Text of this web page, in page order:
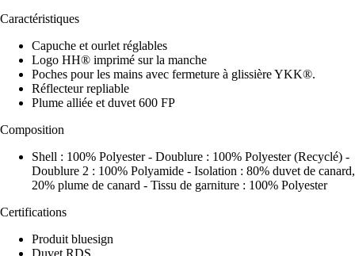
Caractéristiques
Capuche et ourlet réglables
Logo HH® imprimé sur la manche
Poches pour les mains avec fermeture à glissière YKK®.
Réflecteur repliable
Plume alliée et duvet 600 FP
Composition
Shell : 100% Polyester - Doublure : 100% Polyester (Recyclé) -
Doublure 2 : 100% Polyamide - Isolation : 80% duvet de canard,
20% plume de canard - Tissu de garniture : 100% Polyester
Certifications
Produit bluesign